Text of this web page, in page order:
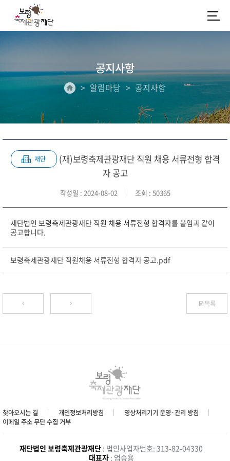
공지사항
알림마당 공지사항
재단
(재)보령축제관광재단 직원 채용 서류전형 합격
자 공고
작성일 : 2024-08-02 조회 : 50365
재단법인 보령축제관광재단 직원 채용 서류전형 합격자를 붙임과 같이
공고합니다.
보령축제관광재단 직원채용 서류전형 합격자 공고.pdf
목록
찾아오시는 길 개인정보처리방침
영상처리기기 운영·관리 방침
이메일 주소 무단 수집 거부
재단법인 보령축제관광재단 : 법인사업자번호: 313-82-04330
대표자: 엄승용